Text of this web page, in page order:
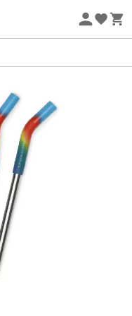
code Summer5
Extra - Code Summer5
les déchets !
le soleil qui
de main. Les
rafraîchissante, tout
pour les aventuriers
recyclé sont
éco-